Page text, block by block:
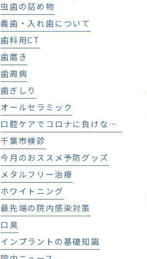
虫歯の詰め物
義歯・入れ歯について
歯科用CT
歯磨き
歯周病
歯ぎしり
オールセラミック
口腔ケアでコロナに負けない！
千葉市検診
今月のおススメ予防グッズ
メタルフリー治療
ホワイトニング
最先端の院内感染対策
口臭
インプラントの基礎知識